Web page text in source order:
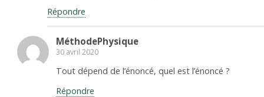
Répondre
MéthodePhysique
30 avril 2020
Tout dépend de l’énoncé, quel est l’énoncé ?
Répondre